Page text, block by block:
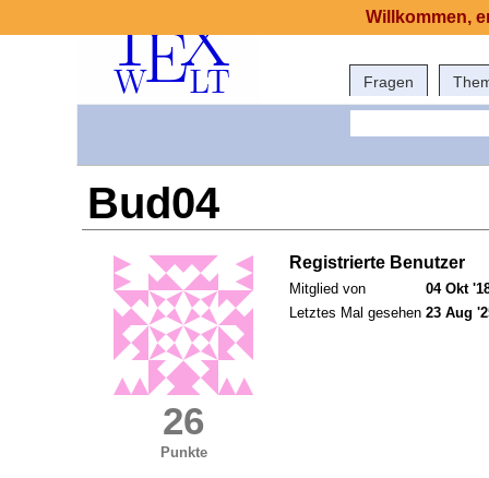
Fragen
Bud04
26
Punkte
Registrierte Benutzer
Mitglied von
04 Okt
Letztes Mal gesehen 23 Aug
Willkommen,